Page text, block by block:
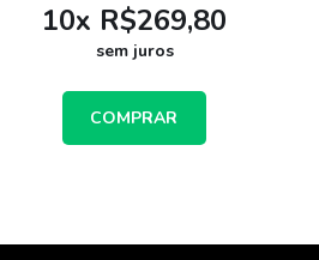
10x R$269,80
sem juros
COMPRAR